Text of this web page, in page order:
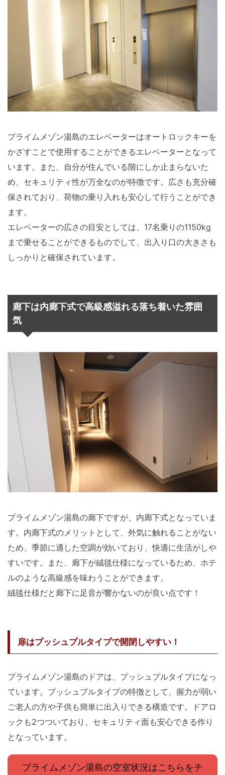
プライムメゾン湯島のエレベーターはオートロックキーを
かざすことで使用することができるエレベーターとなって
います。また、自分が住んでいる階にしか止まらないた
め、セキュリティ性が万全なのが特徴です。広さも充分確
保されており、荷物の乗り入れも安心して行うことができ
ます。
エレベーターの広さの目安としては、17名乗りの1150kg
まで乗せることができるものでして、出入り口の大きさも
しっかりと確保されています。
廊下は内廊下式で高級感溢れる落ち着いた雰囲
気
プライムメゾン湯島の廊下ですが、内廊下式となっていま
す。内廊下式のメリットとして、外気に触れることがない
ため、季節に適した空調が効いており、快適に生活がしや
すいです。また、廊下が絨毯仕様になっているため、ホテ
ルのような高級感を味わうことができます。
絨毯仕様だと廊下に足音が響かないのが良い点です！
扉はプッシュプルタイプで開閉しやすい！
プライムメゾン湯島のドアは、プッシュプルタイプになっ
ています。プッシュプルタイプの特徴として、握力が弱い
ご老人の方や子供も簡単に出入りできる構造です。ドアロ
ックも2つついており、セキュリティ面も安心できる作り
となっています。
プライムメゾン湯島の空室状況はこちらをチ